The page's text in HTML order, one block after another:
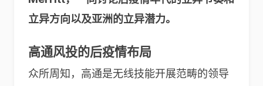
立异方向以及亚洲的立异潜力。
高通风投的后疫情布局
众所周知，高通是无线技能开展范畴的领导